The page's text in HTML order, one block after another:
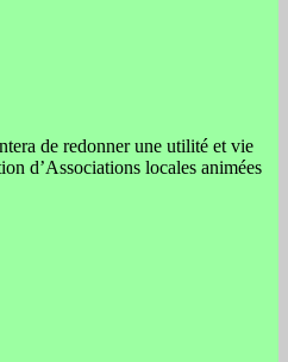
de redonner une utilité et vie
d’Associations locales animées